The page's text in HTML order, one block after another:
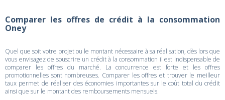
Comparer les offres de crédit à la consommation
Oney
Quel que soit votre projet ou le montant nécessaire à sa réalisation, dès lors que
vous envisagez de souscrire un crédit à la consommation il est indispensable de
comparer les offres du marché. La concurrence est forte et les offres
promotionnelles sont nombreuses. Comparer les offres et trouver le meilleur
taux permet de réaliser des économies importantes sur le coût total du crédit
ainsi que sur le montant des remboursements mensuels.